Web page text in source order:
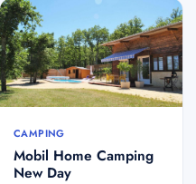
CAMPING
Mobil Home Camping
New Day